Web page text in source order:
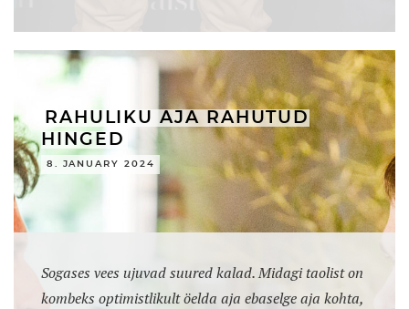
RAHULIKU AJA RAHUTUD
HINGED
8. JANUARY 2024
Sogases vees ujuvad suured kalad. Midagi taolist on
kombeks optimistlikult öelda aja ebaselge aja kohta,